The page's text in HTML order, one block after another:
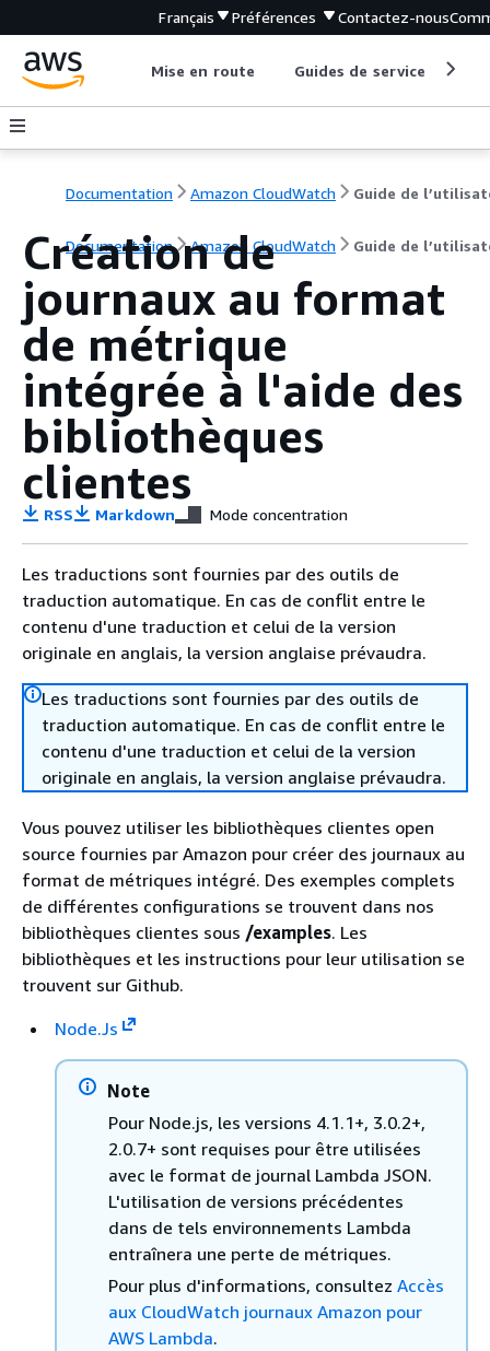
Français Préférences Contactez-nous
Mise en route Guides de service
Documentation Amazon CloudWatch Guide de
Documentation Amazon CloudWatch Guide de
Création de
journaux au format
de métrique
intégrée à l'aide des
bibliothèques
clientes
RSS Markdown Mode concentration
Les traductions sont fournies par des outils de
traduction automatique. En cas de conflit entre le
contenu d'une traduction et celui de la version
originale en anglais, la version anglaise prévaudra.
Les traductions sont fournies par des outils de
traduction automatique. En cas de conflit entre le
contenu d'une traduction et celui de la version
originale en anglais, la version anglaise prévaudra.
Vous pouvez utiliser les bibliothèques clientes open
source fournies par Amazon pour créer des journaux au
format de métriques intégré. Des exemples complets
de différentes configurations se trouvent dans nos
bibliothèques clientes sous /examples. Les
bibliothèques et les instructions pour leur utilisation se
trouvent sur Github.
Node.Js
Note
Pour Node.js, les versions 4.1.1+, 3.0.2+,
2.0.7+ sont requises pour être utilisées
avec le format de journal Lambda JSON.
L'utilisation de versions précédentes
dans de tels environnements Lambda
entraînera une perte de métriques.
Pour plus d'informations, consultez Accès
aux CloudWatch journaux Amazon pour
AWS Lambda.